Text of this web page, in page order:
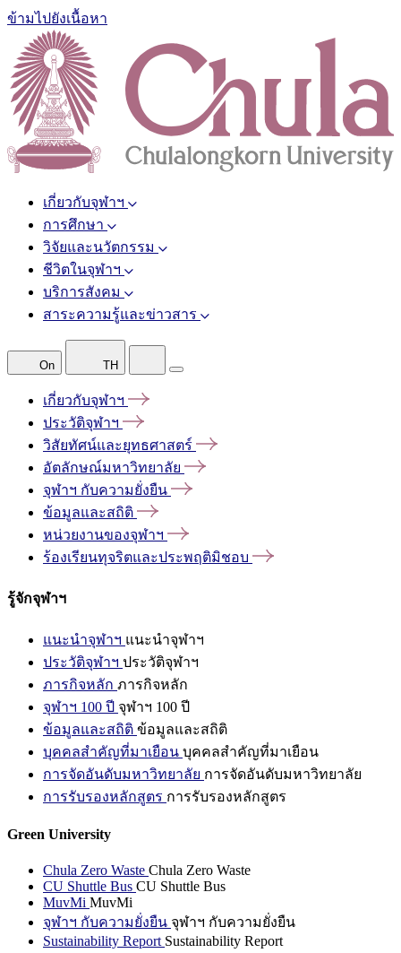
ข้ามไปยังเนื้อหา
เกี่ยวกับจุฬาฯ
การศึกษา
วิจัยและนวัตกรรม
ชีวิตในจุฬาฯ
บริการสังคม
สาระความรู้และข่าวสาร
On TH
เกี่ยวกับจุฬาฯ
ประวัติจุฬาฯ
วิสัยทัศน์และยุทธศาสตร์
อัตลักษณ์มหาวิทยาลัย
จุฬาฯ กับความยั่งยืน
ข้อมูลและสถิติ
หน่วยงานของจุฬาฯ
ร้องเรียนทุจริตและประพฤติมิชอบ
รู้จักจุฬาฯ
แนะนำจุฬาฯ แนะนำจุฬาฯ
ประวัติจุฬาฯ ประวัติจุฬาฯ
ภารกิจหลัก ภารกิจหลัก
จุฬาฯ 100 ปี จุฬาฯ 100 ปี
ข้อมูลและสถิติ ข้อมูลและสถิติ
บุคคลสำคัญที่มาเยือน บุคคลสำคัญที่มาเยือน
การจัดอันดับมหาวิทยาลัย การจัดอันดับมหาวิทยาลัย
การรับรองหลักสูตร การรับรองหลักสูตร
Green University
Chula Zero Waste Chula Zero Waste
CU Shuttle Bus CU Shuttle Bus
MuvMi MuvMi
จุฬาฯ กับความยั่งยืน จุฬาฯ กับความยั่งยืน
Sustainability Report Sustainability Report